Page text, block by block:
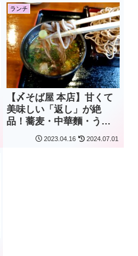
ランチ
【〆そば屋 本店】甘くて
美味しい「返し」が絶
品！蕎麦・中華麵・うど
んにも相性よし(^^♪
2023.04.16 2024.07.01